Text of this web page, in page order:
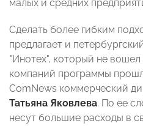
малых и средних
Сделать более гибким
предлагает и
"Инотех", который не
компаний программы
ComNews коммерческий
Татьяна Яковлева. По ее
несут большие расходы в